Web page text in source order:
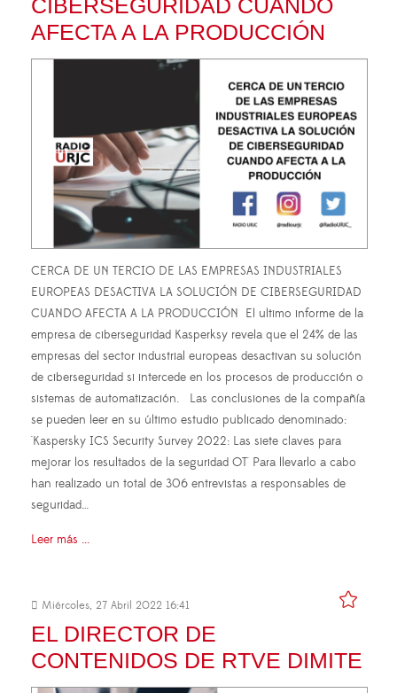
CIBERSEGURIDAD CUANDO
AFECTA A LA PRODUCCIÓN
CERCA DE UN TERCIO DE LAS EMPRESAS INDUSTRIALES
EUROPEAS DESACTIVA LA SOLUCIÓN DE CIBERSEGURIDAD
CUANDO AFECTA A LA PRODUCCIÓN El ultimo informe de la
empresa de ciberseguridad Kasperksy revela que el 24% de las
empresas del sector industrial europeas desactivan su solución
de ciberseguridad si intercede en los procesos de producción o
sistemas de automatización. Las conclusiones de la compañía
se pueden leer en su último estudio publicado denominado:
'Kaspersky ICS Security Survey 2022: Las siete claves para
mejorar los resultados de la seguridad OT' Para llevarlo a cabo
han realizado un total de 306 entrevistas a responsables de
seguridad…
Leer más ...
Miércoles, 27 Abril 2022 16:41
EL DIRECTOR DE
CONTENIDOS DE RTVE DIMITE